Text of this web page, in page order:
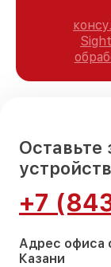
Оставьте
+7
Адрес офиса
Казани